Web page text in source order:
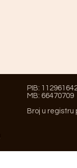
PIB:
MB: 66470709
Broj u registru